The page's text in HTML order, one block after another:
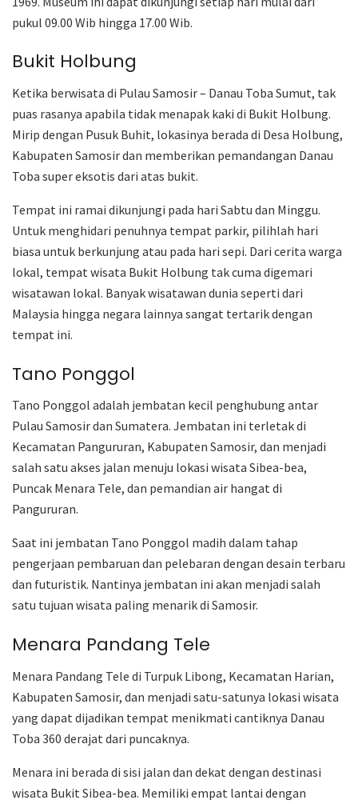
pukul 09.00 Wib hingga 17.00 Wib.
Bukit Holbung
Ketika berwisata di Pulau Samosir – Danau Toba Sumut, tak
puas rasanya apabila tidak menapak kaki di Bukit Holbung.
Mirip dengan Pusuk Buhit, lokasinya berada di Desa Holbung,
Kabupaten Samosir dan memberikan pemandangan Danau
Toba super eksotis dari atas bukit.
Tempat ini ramai dikunjungi pada hari Sabtu dan Minggu.
Untuk menghidari penuhnya tempat parkir, pilihlah hari
biasa untuk berkunjung atau pada hari sepi. Dari cerita warga
lokal, tempat wisata Bukit Holbung tak cuma digemari
wisatawan lokal. Banyak wisatawan dunia seperti dari
Malaysia hingga negara lainnya sangat tertarik dengan
tempat ini.
Tano Ponggol
Tano Ponggol adalah jembatan kecil penghubung antar
Pulau Samosir dan Sumatera. Jembatan ini terletak di
Kecamatan Pangururan, Kabupaten Samosir, dan menjadi
salah satu akses jalan menuju lokasi wisata Sibea-bea,
Puncak Menara Tele, dan pemandian air hangat di
Pangururan.
Saat ini jembatan Tano Ponggol madih dalam tahap
pengerjaan pembaruan dan pelebaran dengan desain terbaru
dan futuristik. Nantinya jembatan ini akan menjadi salah
satu tujuan wisata paling menarik di Samosir.
Menara Pandang Tele
Menara Pandang Tele di Turpuk Libong, Kecamatan Harian,
Kabupaten Samosir, dan menjadi satu-satunya lokasi wisata
yang dapat dijadikan tempat menikmati cantiknya Danau
Toba 360 derajat dari puncaknya.
Menara ini berada di sisi jalan dan dekat dengan destinasi
wisata Bukit Sibea-bea. Memiliki empat lantai dengan